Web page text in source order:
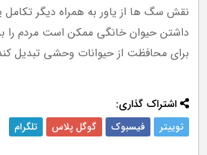
نقش سگ ها از یاور به همراه دیگر تکامل
داشتن حیوان خانگی ممکن است مردم را
برای محافظت از حیوانات وحشی تبدیل
اشتراک گذاری:
توییتر فیسبوک گوگل پلاس تلگرام